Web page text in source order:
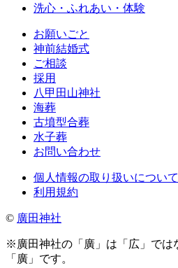
洗心・ふれあい・体験
お願いごと
神前結婚式
ご相談
採用
八甲田山神社
海葬
古墳型合葬
水子葬
お問い合わせ
個人情報の取り扱いについて
利用規約
© 廣田神社
※廣田神社の「廣」は「広」では
「廣」です。